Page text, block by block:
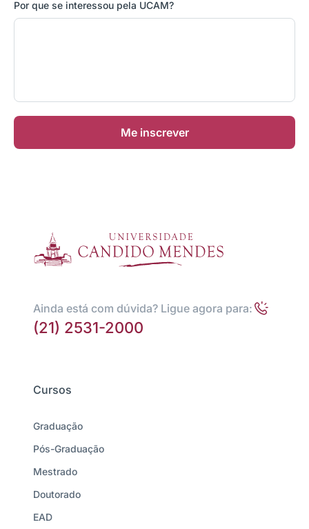
Por que se interessou pela UCAM?
Me inscrever
Ainda está com dúvida? Ligue agora para:
(21) 2531-2000
Cursos
Graduação
Pós-Graduação
Mestrado
Doutorado
EAD